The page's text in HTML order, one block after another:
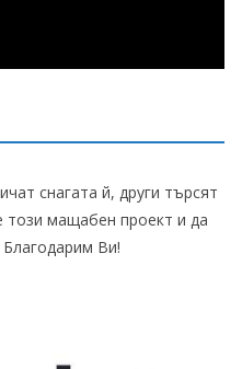
снагата й, други търсят
мащабен проект и да
Ви!